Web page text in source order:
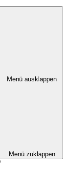
Menü ausklappen
Menü zuklappen